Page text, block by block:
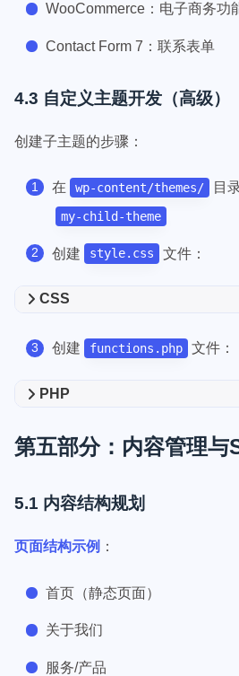
WooCommerce：电子商务功
Contact Form 7：联系表单
4.3 自定义主题开发（高级）
创建子主题的步骤：
在 wp-content/themes/ 目
my-child-theme
创建 style.css 文件：
CSS
创建 functions.php 文件：
PHP
第五部分：内容管理与
5.1 内容结构规划
页面结构示例 ：
首页（静态页面）
关于我们
服务/产品